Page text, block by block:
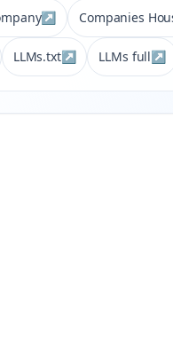
↗ Companies
LLMs.txt↗ LLMs full↗